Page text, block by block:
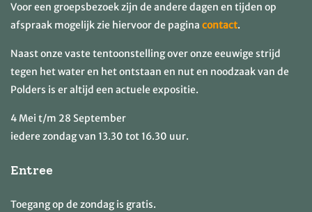
Voor een groepsbezoek zijn de andere dagen en tijden op
afspraak mogelijk zie hiervoor de pagina contact.
Naast onze vaste tentoonstelling over onze eeuwige strijd
tegen het water en het ontstaan en nut en noodzaak van de
Polders is er altijd een actuele expositie.
4 Mei t/m 28 September
iedere zondag van 13.30 tot 16.30 uur.
Entree
Toegang op de zondag is gratis.